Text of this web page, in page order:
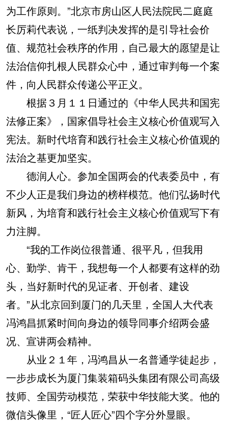
为工作原则。”北京市房山区人民法院民二庭庭
长厉莉代表说，一纸判决发挥的是引导社会价
值、规范社会秩序的作用，自己最大的愿望是让
法治信仰扎根人民群众心中，通过审判每一个案
件，向人民群众传递公平正义。
根据３月１１日通过的《中华人民共和国宪
法修正案》，国家倡导社会主义核心价值观写入
宪法。新时代培育和践行社会主义核心价值观的
法治之基更加坚实。
德润人心。参加全国两会的代表委员中，有
不少人正是我们身边的榜样模范。他们弘扬时代
新风，为培育和践行社会主义核心价值观写下有
力注脚。
“我的工作岗位很普通、很平凡，但我用
心、勤学、肯干，我想每一个人都要有这样的劲
头，当好新时代的见证者、开创者、建设
者。”从北京回到厦门的几天里，全国人大代表
冯鸿昌抓紧时间向身边的领导同事介绍两会盛
况、宣讲两会精神。
从业２１年，冯鸿昌从一名普通学徒起步，
一步步成长为厦门集装箱码头集团有限公司高级
技师、全国劳动模范，荣获中华技能大奖。他的
微信头像里，“匠人匠心”四个字分外显眼。